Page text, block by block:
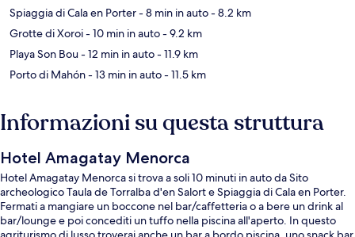
Spiaggia di Cala en Porter- 8 min in auto- 8.2 km
Grotte di Xoroi- 10 min in auto- 9.2 km
Playa Son Bou- 12 min in auto- 11.9 km
Porto di Mahón- 13 min in auto- 11.5 km
Informazioni su questa struttura
Hotel Amagatay Menorca
Hotel Amagatay Menorca si trova a soli 10 minuti in auto da Sito
archeologico Taula de Torralba d'en Salort e Spiaggia di Cala en Porter.
Fermati a mangiare un boccone nel bar/caffetteria o a bere un drink al
bar/lounge e poi concediti un tuffo nella piscina all'aperto. In questo